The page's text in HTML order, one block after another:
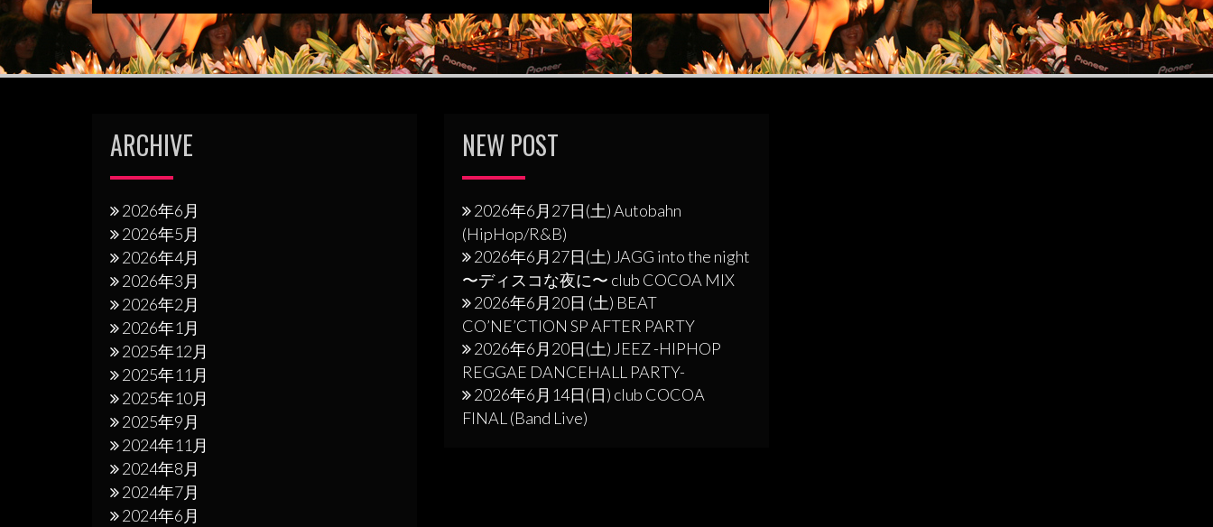
ナ
ビ
ゲ
シ
ョ
ARCHIVE
2026年6月
2026年5月
2026年4月
2026年3月
2026年2月
2026年1月
2025年12月
2025年11月
2025年10月
2025年9月
2024年11月
2024年8月
2024年7月
2024年6月
NEW POST
2026年6月27日(土) Autobahn
(HipHop/R&B)
2026年6月27日(土) JAGG into the night
〜ディスコな夜に〜 club COCOA MIX
2026年6月20日 (土) BEAT
CO’NE’CTION SP AFTER PARTY
2026年6月20日(土) JEEZ -HIPHOP
REGGAE DANCEHALL PARTY-
2026年6月14日(日) club COCOA
FINAL (Band Live)